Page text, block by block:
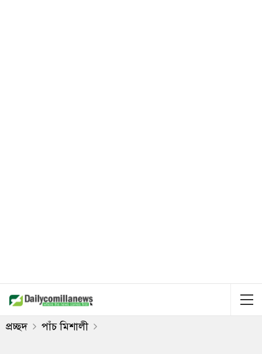
প্রচ্ছদ পাঁচ মিশালী